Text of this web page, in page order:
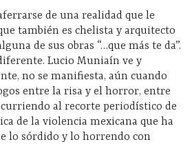
de una realidad que le
también es chelista y arquitecto
de sus obras “…que más te da”.
Lucio Muniaín ve y
no se manifiesta, aún cuando
entre la risa y el horror, entre
al recorte periodístico de
de la violencia mexicana que ha
lo sórdido y lo horrendo con